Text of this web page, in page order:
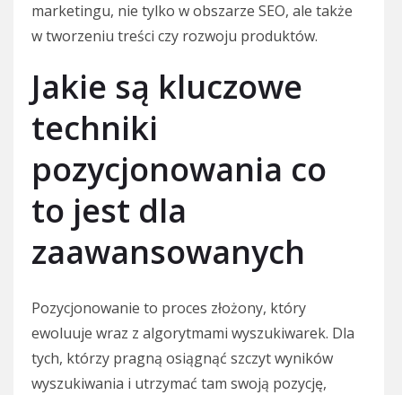
marketingu, nie tylko w obszarze SEO, ale także
w tworzeniu treści czy rozwoju produktów.
Jakie są kluczowe
techniki
pozycjonowania co
to jest dla
zaawansowanych
Pozycjonowanie to proces złożony, który
ewoluuje wraz z algorytmami wyszukiwarek. Dla
tych, którzy pragną osiągnąć szczyt wyników
wyszukiwania i utrzymać tam swoją pozycję,